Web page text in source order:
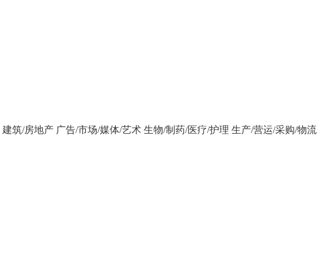
建筑/房地产 广告/市场/媒体/艺术 生物/制药/医疗/护理 生产/营运/采购/物流